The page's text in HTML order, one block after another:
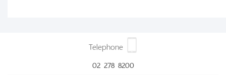
Telephone
02 278 8200